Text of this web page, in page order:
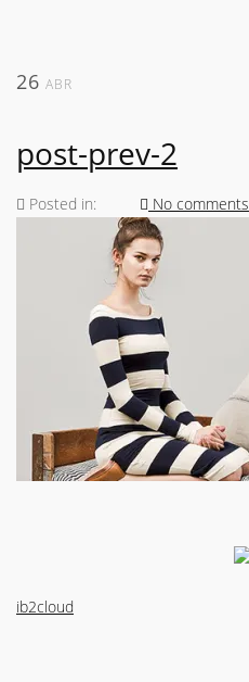
26 ABR
post-prev-2
Posted in: No comments
ib2cloud